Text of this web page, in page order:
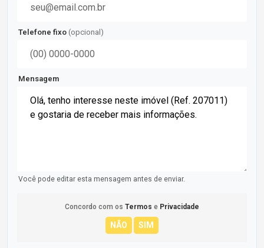
Telefone fixo (opcional)
Mensagem
Você pode editar esta mensagem antes de enviar.
Concordo com os Termos e Privacidade